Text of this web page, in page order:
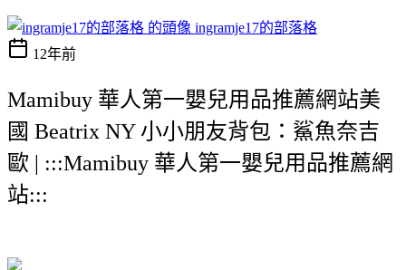
ingramje17的部落格
12年前
Mamibuy 華人第一嬰兒用品推薦網站美
國 Beatrix NY 小小朋友背包：鯊魚奈吉
歐 | :::Mamibuy 華人第一嬰兒用品推薦網
站:::